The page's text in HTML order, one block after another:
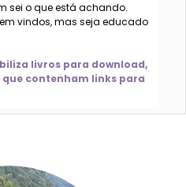
sei o que está achando.
vindos, mas seja educado
livros para download,
contenham links para